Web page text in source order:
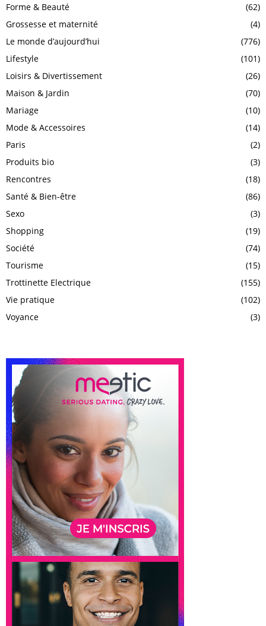
Forme & Beauté
(62)
Grossesse et maternité
(4)
Le monde d’aujourd’hui
(776)
Lifestyle
(101)
Loisirs & Divertissement
(26)
Maison & Jardin
(70)
Mariage
(10)
Mode & Accessoires
(14)
Paris
(2)
Produits bio
(3)
Rencontres
(18)
Santé & Bien-être
(86)
Sexo
(3)
Shopping
(19)
Société
(74)
Tourisme
(15)
Trottinette Electrique
(155)
Vie pratique
(102)
Voyance
(3)